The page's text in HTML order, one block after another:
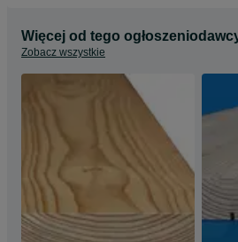
Więcej od tego
Zobacz wszystkie